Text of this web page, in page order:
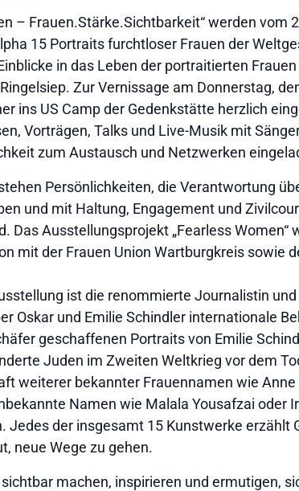
– Frauen.Stärke.Sichtbarkeit“ werden vom
15 Portraits furchtloser Frauen der
in das Leben der portraitierten
Zur Vernissage am Donnerstag,
ins US Camp der Gedenkstätte herzlich
Vorträgen, Talks und Live-Musik mit
zum Austausch und Netzwerken
Persönlichkeiten, die Verantwortung
und mit Haltung, Engagement und
Das Ausstellungsprojekt „Fearless Women“
mit der Frauen Union Wartburgkreis sowie
ist die renommierte Journalistin
Oskar und Emilie Schindler internationale
geschaffenen Portraits von Emilie
Juden im Zweiten Weltkrieg vor dem
weiterer bekannter Frauennamen wie
Namen wie Malala Yousafzai oder
Jedes der insgesamt 15 Kunstwerke erzählt
neue Wege zu gehen.
machen, inspirieren und ermutigen,